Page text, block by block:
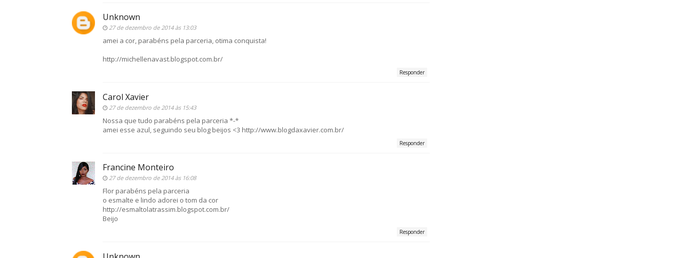
Unknown
27 de dezembro de 2014 às 13:03
amei a cor, parabéns pela parceria, otima conquista!
http://michellenavast.blogspot.com.br/
Responder
Carol Xavier
27 de dezembro de 2014 às 15:43
Nossa que tudo parabéns pela parceria *-*
amei esse azul, seguindo seu blog beijos <3 http://www.blogdaxavier.com.br/
Responder
Francine Monteiro
27 de dezembro de 2014 às 16:08
Flor parabéns pela parceria
o esmalte e lindo adorei o tom da cor
http://esmaltolatrassim.blogspot.com.br/
Beijo
Responder